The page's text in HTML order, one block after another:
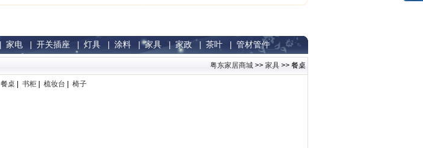
家电 开关插座 灯具 涂料 家具 家政 茶叶 管材管件
粤东家居商城 >> 家具 >> 餐桌
餐桌 书柜 梳妆台 椅子